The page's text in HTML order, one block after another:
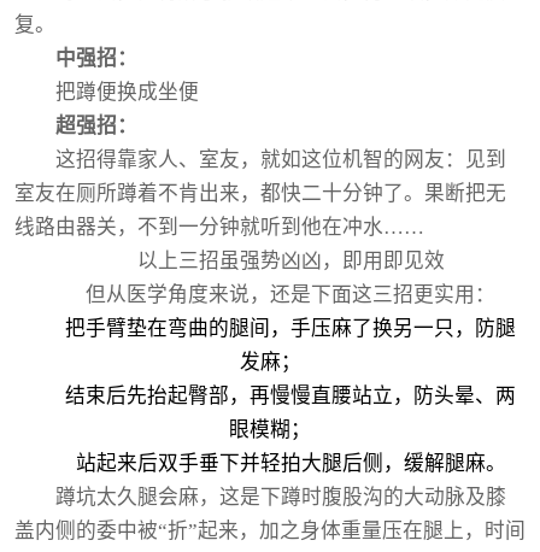
复。
中强招：
把蹲便换成坐便
超强招：
这招得靠家人、室友，就如这位机智的网友：见到
室友在厕所蹲着不肯出来，都快二十分钟了。果断把无
线路由器关，不到一分钟就听到他在冲水……
以上三招虽强势凶凶，即用即见效
但从医学角度来说，还是下面这三招更实用：
把手臂垫在弯曲的腿间，手压麻了换另一只，防腿
发麻；
结束后先抬起臀部，再慢慢直腰站立，防头晕、两
眼模糊；
站起来后双手垂下并轻拍大腿后侧，缓解腿麻。
蹲坑太久腿会麻，这是下蹲时腹股沟的大动脉及膝
盖内侧的委中被“折”起来，加之身体重量压在腿上，时间